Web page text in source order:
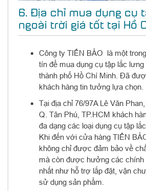
6. Địa chỉ mua dụng cụ
ngoài trời giá tốt tại Hồ
Công ty TIẾN BẢO là một
tín để mua dụng cụ tập lắc
thành phố Hồ Chí Minh. Đã
khách hàng tin tưởng lựa chọn.
Tại địa chỉ 76/97A Lê Văn
Q. Tân Phú, TP.HCM khách
đa dạng các loại dụng cụ tập
Khi đến với cửa hàng TIẾN
không chỉ được đảm bảo về
mà còn được hưởng các chính
nhất như hỗ trợ lắp đặt, vận
sử dụng sản phẩm.